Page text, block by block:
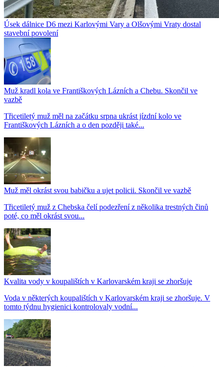
Úsek dálnice D6 mezi Karlovými Vary a Olšovými Vraty dostal
stavební povolení
Muž kradl kola ve Františkových Lázních a Chebu. Skončil ve
vazbě
Třicetiletý muž měl na začátku srpna ukrást jízdní kolo ve
Františkových Lázních a o den později také...
Muž měl okrást svou babičku a ujet policii. Skončil ve vazbě
Třicetiletý muž z Chebska čelí podezření z několika trestných činů
poté, co měl okrást svou...
Kvalita vody v koupalištích v Karlovarském kraji se zhoršuje
Voda v některých koupalištích v Karlovarském kraji se zhoršuje. V
tomto týdnu hygienici kontrolovaly vodní...